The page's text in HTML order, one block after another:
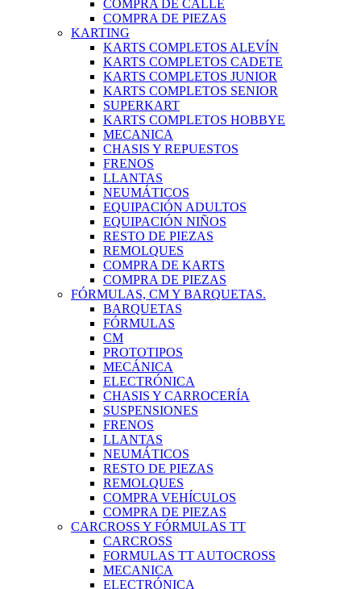
COMPRA DE CALLE
COMPRA DE PIEZAS
KARTING
KARTS COMPLETOS ALEVÍN
KARTS COMPLETOS CADETE
KARTS COMPLETOS JUNIOR
KARTS COMPLETOS SENIOR
SUPERKART
KARTS COMPLETOS HOBBYE
MECANICA
CHASIS Y REPUESTOS
FRENOS
LLANTAS
NEUMÁTICOS
EQUIPACIÓN ADULTOS
EQUIPACIÓN NIÑOS
RESTO DE PIEZAS
REMOLQUES
COMPRA DE KARTS
COMPRA DE PIEZAS
FÓRMULAS, CM Y BARQUETAS.
BARQUETAS
FÓRMULAS
CM
PROTOTIPOS
MECÁNICA
ELECTRÓNICA
CHASIS Y CARROCERÍA
SUSPENSIONES
FRENOS
LLANTAS
NEUMÁTICOS
RESTO DE PIEZAS
REMOLQUES
COMPRA VEHÍCULOS
COMPRA DE PIEZAS
CARCROSS Y FÓRMULAS TT
CARCROSS
FORMULAS TT AUTOCROSS
MECANICA
ELECTRÓNICA